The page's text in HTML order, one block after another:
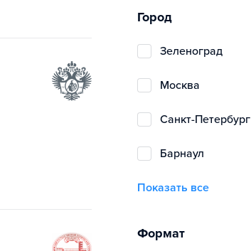
Город
Зеленоград
Москва
Санкт-Петербург
Барнаул
Показать все
Формат